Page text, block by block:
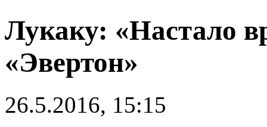
Лукаку: «Настало
«Эвертон»
26.5.2016, 15:15